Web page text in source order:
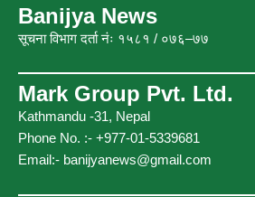
o
o
r
Banijya News
सूचना विभाग दर्ता नंः १५८१ / ०७६–७७
Mark Group Pvt. Ltd.
Kathmandu -31, Nepal
Phone No. :- +977-01-5339681
Email:- banijyanews@gmail.com